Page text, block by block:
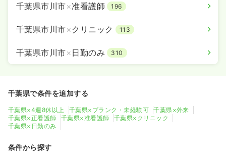
千葉県市川市×准看護師 196
千葉県市川市× クリニック 113
千葉県市川市× 日勤のみ 310
千葉県で条件を追加する
千葉県×4週8休以上 千葉県×ブランク・未経験可
千葉県×外来
千葉県×正看護師
千葉県×准看護師
千葉県×クリニック
千葉県×日勤のみ
条件から探す